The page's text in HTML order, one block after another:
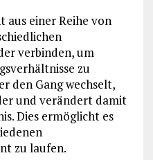
aus einer Reihe von
verbinden, um
zu
den Gang wechselt,
und verändert damit
Dies ermöglicht es
zu laufen.